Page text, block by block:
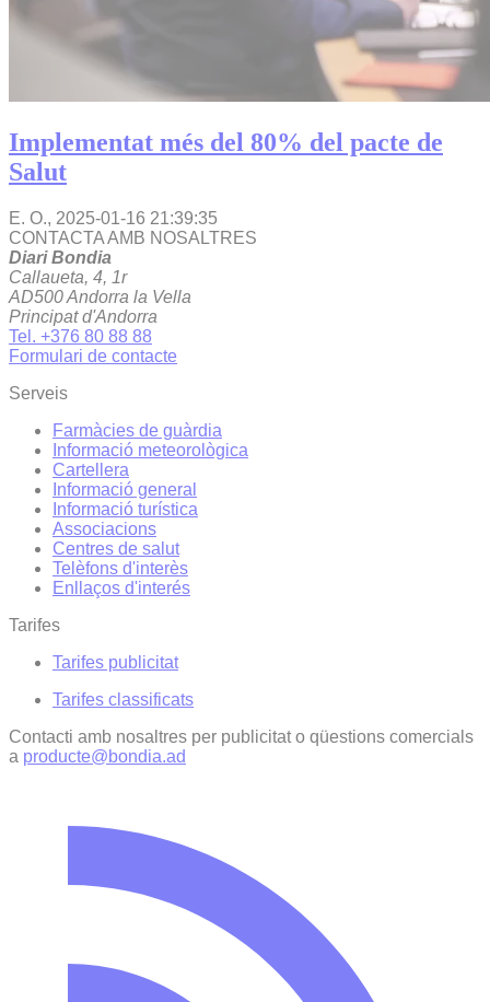
Implementat més del 80% del pacte de
Salut
E. O., 2025-01-16 21:39:35
CONTACTA AMB NOSALTRES
Diari Bondia
Callaueta, 4, 1r
AD500 Andorra la Vella
Principat d'Andorra
Tel. +376 80 88 88
Formulari de contacte
Serveis
Farmàcies de guàrdia
Informació meteorològica
Cartellera
Informació general
Informació turística
Associacions
Centres de salut
Telèfons d'interès
Enllaços d'interés
Tarifes
Tarifes publicitat
Tarifes classificats
Contacti amb nosaltres per publicitat o qüestions comercials
a producte@bondia.ad